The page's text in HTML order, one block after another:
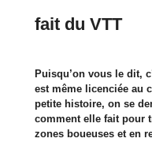
fait du VTT
Puisqu’on vous le dit,
est même licenciée au
petite histoire, on se
comment elle fait pour
zones boueuses et en